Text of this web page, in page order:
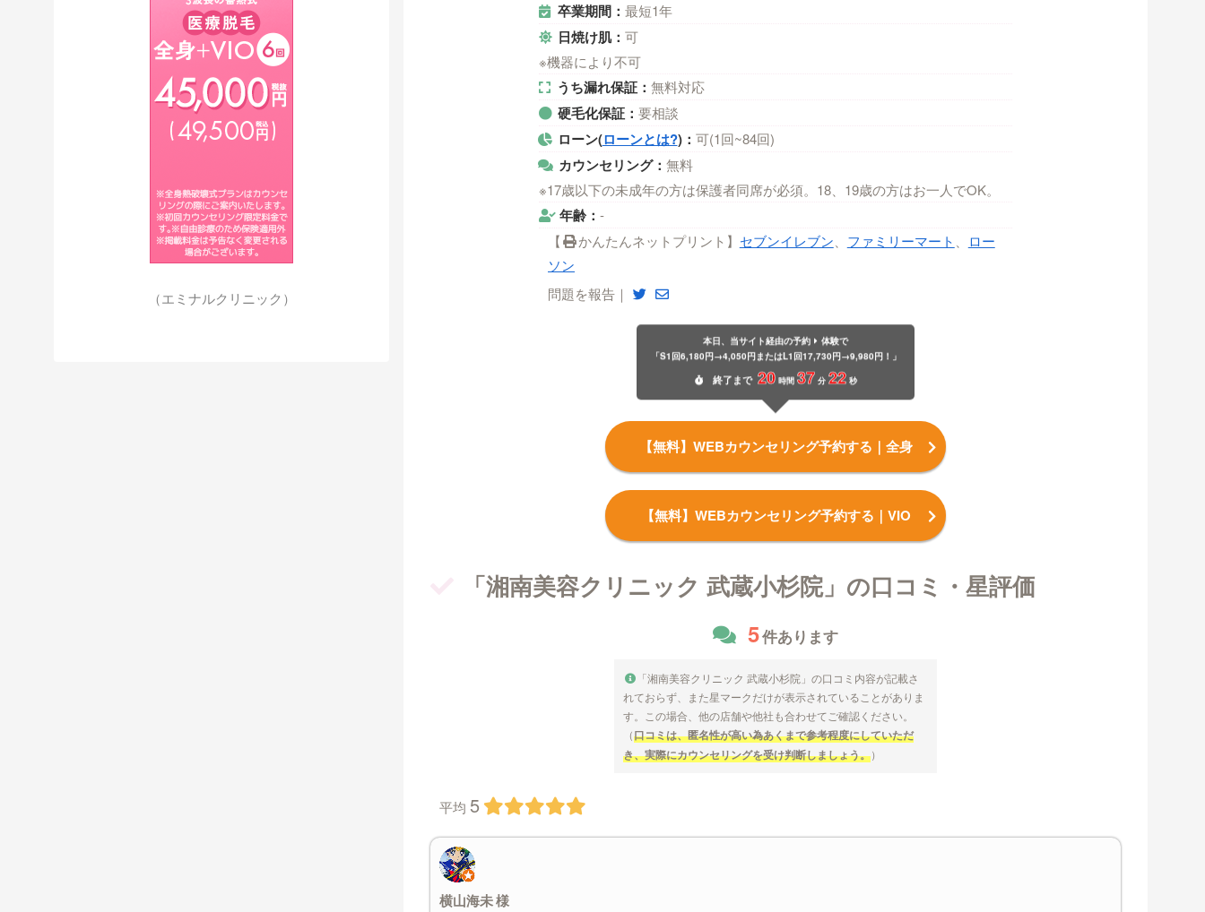
卒業期間： 最短1年
日焼け肌： 可
※機器により不可
うち漏れ保証： 無料対応
硬毛化保証： 要相談
ローン(ローンとは?)： 可(1回~84回)
カウンセリング： 無料
※17歳以下の未成年の方は保護者同席が必須。18、19歳の方はお一人でOK。
年齢： -
【
かんたんネットプリント】 セブンイレブン ファミリーマート
ロー
ソン
問題を報告｜
本日、当サイト経由の予約
体験で
「S1回6,180円→4,050円またはL1回17,730円→9,980円！」
終了 まで 20 時間 37 分 21 秒
【無料】WEBカウンセリング予約する ｜全身
【無料】WEBカウンセリング予約する ｜VIO
「湘南美容クリニック 武蔵小杉院」の口コミ・星評価
5件あります
「湘南美容クリニック 武蔵小杉院」の口コミ内容が記載さ
れておらず、また星マークだけが表示されていることがありま
す。この場合、他の店舗や他社も合わせてご確認ください。
（口コミは、匿名性が高い為あくまで参考程度にしていただ
き、実際にカウンセリングを受け判断しましょう。）
平均 5
横山海未